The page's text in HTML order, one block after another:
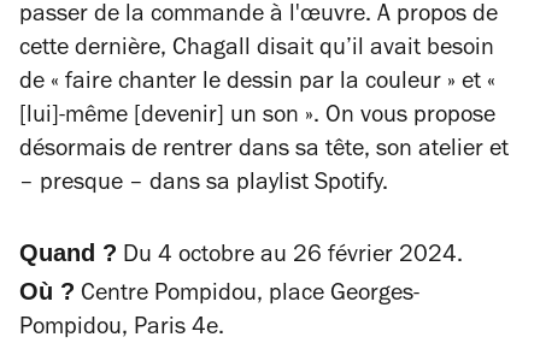
passer de la commande à l'œuvre. A propos de
cette dernière, Chagall disait qu’il avait besoin
de « faire chanter le dessin par la couleur » et «
[lui]-même [devenir] un son ». On vous propose
désormais de rentrer dans sa tête, son atelier et
– presque – dans sa playlist Spotify.
Quand ? Du 4 octobre au 26 février 2024.
Où ? Centre Pompidou, place Georges-
Pompidou, Paris 4e.